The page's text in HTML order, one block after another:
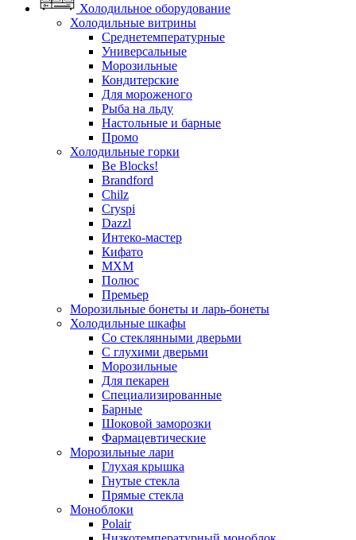
Холодильное оборудование
Холодильные витрины
Среднетемпературные
Универсальные
Морозильные
Кондитерские
Для мороженого
Рыба на льду
Настольные и барные
Промо
Холодильные горки
Be Blocks!
Brandford
Chilz
Cryspi
Dazzl
Интеко-мастер
Кифато
МХМ
Полюс
Премьер
Морозильные бонеты и ларь-бонеты
Холодильные шкафы
Со стеклянными дверьми
С глухими дверьми
Морозильные
Для пекарен
Специализированные
Барные
Шоковой заморозки
Фармацевтические
Морозильные лари
Глухая крышка
Гнутые стекла
Прямые стекла
Моноблоки
Polair